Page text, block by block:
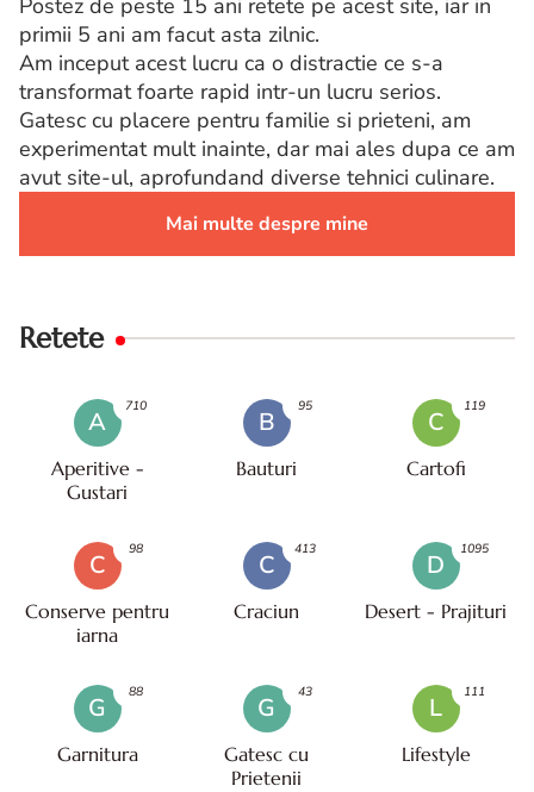
Postez de peste 15 ani retete pe acest site, iar in
primii 5 ani am facut asta zilnic.
Am inceput acest lucru ca o distractie ce s-a
transformat foarte rapid intr-un lucru serios.
Gatesc cu placere pentru familie si prieteni, am
experimentat mult inainte, dar mai ales dupa ce am
avut site-ul, aprofundand diverse tehnici culinare.
Mai multe despre mine
Retete
A
Aperitive -
Gustari
710
B
Bauturi
95
C
Cartofi
119
C
Conserve pentru
iarna
98
C
Craciun
413
D
Desert - Prajituri
1095
G
Garnitura
88
G
Gatesc cu
Prietenii
43
L
Lifestyle
111